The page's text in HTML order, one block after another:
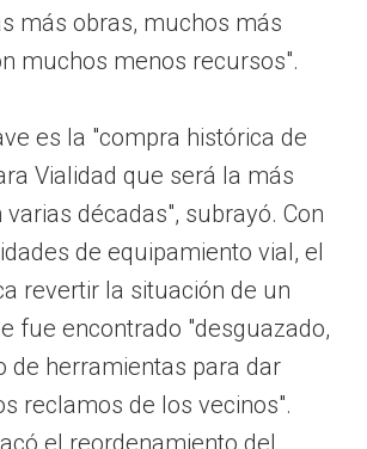
más obras, muchos más
muchos menos recursos".
es la "compra histórica de
Vialidad que será la más
décadas", subrayó. Con
de equipamiento vial, el
revertir la situación de un
fue encontrado "desguazado,
de herramientas para dar
reclamos de los vecinos".
el reordenamiento del